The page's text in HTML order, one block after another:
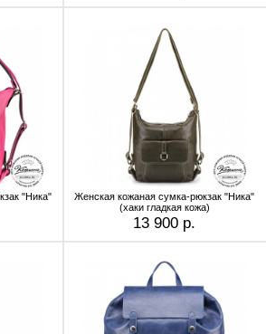
"Ника"
Женская кожаная сумка-рюкзак "Ника"
(хаки гладкая кожа)
13 900 р.